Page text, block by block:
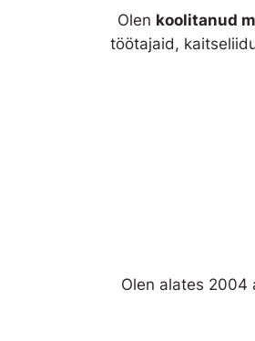
Olen koolitanud
töötajaid,
Olen alates 2004